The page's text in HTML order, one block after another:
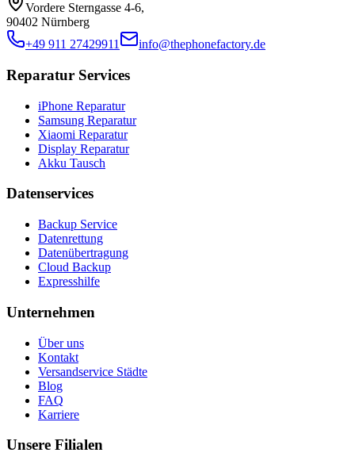
Vordere Sterngasse 4-6,
90402 Nürnberg
+49 911 27429911
info@thephonefactory.de
Reparatur Services
iPhone Reparatur
Samsung Reparatur
Xiaomi Reparatur
Display Reparatur
Akku Tausch
Datenservices
Backup Service
Datenrettung
Datenübertragung
Cloud Backup
Expresshilfe
Unternehmen
Über uns
Kontakt
Versandservice Städte
Blog
FAQ
Karriere
Unsere Filialen